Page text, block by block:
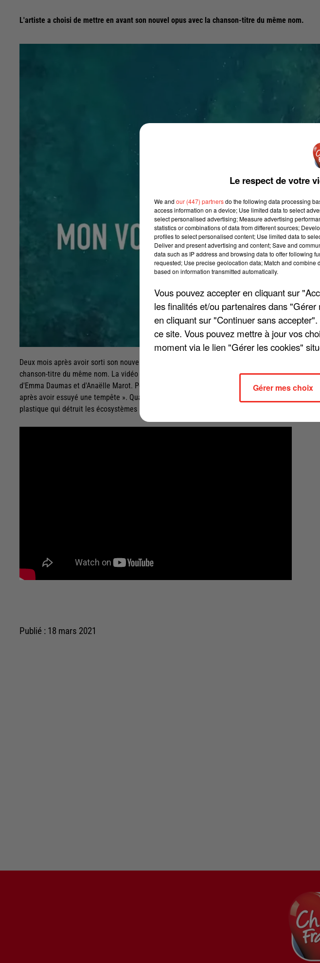
L'artiste a choisi de mettre en avant son nouvel opus avec la chanson-titre du même nom.
Deux mois après avoir sorti son nouvel album, « L'art des naufrages », l'artiste a choisi de
chanson-titre du même nom. La vidéo mise en ligne sur la chaîne Youtube se veut comme
d'Emma Daumas et d'Anaëlle Marot. Pour Emma Daumas, la chanson parle des « forces
après avoir essuyé une tempête ». Quant à Anaëlle Marot, cette jeune sportive a été
plastique qui détruit les écosystèmes marins. Regardez !
Publié : 18 mars 2021
Le respect de votre
We and our (447) partnersdo the following data processing
access information on a device; Use limited data to select
select personalised advertising; Measure advertising
statistics or combinations of data from different sources;
profiles to select personalised content; Use limited data to
Deliver and present advertising and content; Save and
data such as IP address and browsing data to offer following
requested; Use precise geolocation data; Match and
based on information transmitted automatically.
Vous pouvez accepter en cliquant sur
les finalités et/ou partenaires dans
en cliquant sur "Continuer sans
ce site. Vous pouvez mettre à jour vos
moment via le lien "Gérer les cookies"
Gérer mes choix